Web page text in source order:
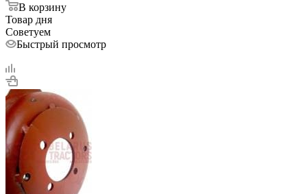
В корзину
Товар дня
Советуем
Быстрый просмотр